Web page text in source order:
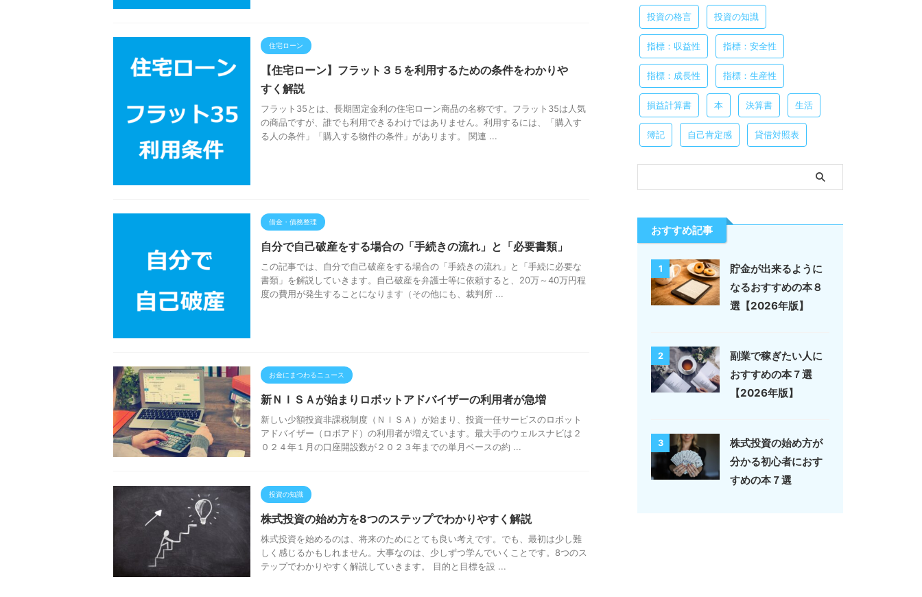
住宅ローン
【住宅ローン】フラット３５を利用するための条件をわかりや
すく解説
フラット35とは、長期固定金利の住宅ローン商品の名称です。フラット35は人気
の商品ですが、誰でも利用できるわけではありません。利用するには、「購入す
る人の条件」「購入する物件の条件」があります。 関連 ...
借金・債務整理
自分で自己破産をする場合の「手続きの流れ」と「必要書類」
この記事では、自分で自己破産をする場合の「手続きの流れ」と「手続に必要な
書類」を解説していきます。自己破産を弁護士等に依頼すると、20万～40万円程
度の費用が発生することになります（その他にも、裁判所 ...
お金にまつわるニュース
新ＮＩＳＡが始まりロボットアドバイザーの利用者が急増
新しい少額投資非課税制度（ＮＩＳＡ）が始まり、投資一任サービスのロボット
アドバイザー（ロボアド）の利用者が増えています。最大手のウェルスナビは２
０２４年１月の口座開設数が２０２３年までの単月ベースの約 ...
投資の知識
株式投資の始め方を8つのステップでわかりやすく解説
株式投資を始めるのは、将来のためにとても良い考えです。でも、最初は少し難
しく感じるかもしれません。大事なのは、少しずつ学んでいくことです。8つのス
テップでわかりやすく解説していきます。 目的と目標を設 ...
投資の格言 投資の知識
指標：収益性 指標：安全性
指標：成長性 指標：生産性
損益計算書 本 決算書 生活
簿記 自己肯定感 貸借対照表
おすすめ記事
1
貯金が出来るように
なるおすすめの本８
選【2026年版】
2
副業で稼ぎたい人に
おすすめの本７選
【2026年版】
3
株式投資の始め方が
分かる初心者におす
すめの本７選